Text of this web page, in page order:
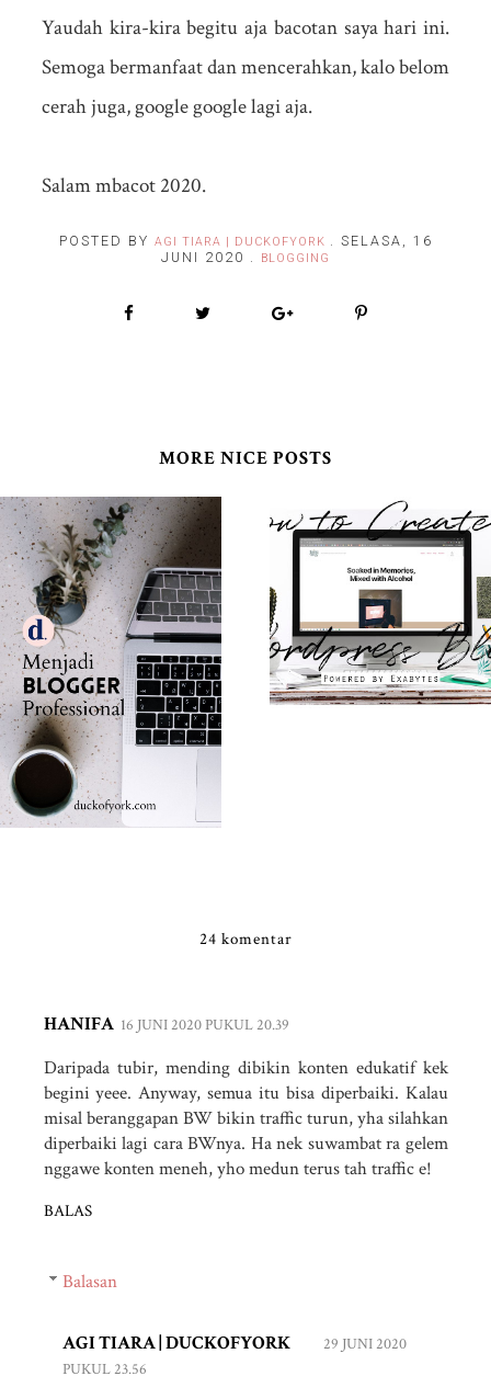
Yaudah kira-kira begitu aja bacotan saya hari ini.
Semoga bermanfaat dan mencerahkan, kalo belom
cerah juga, google google lagi aja.
Salam mbacot 2020.
POSTED BY AGI TIARA | DUCKOFYORK . SELASA, 16
JUNI 2020 . BLOGGING
MORE NICE POSTS
24 komentar
HANIFA 16 JUNI 2020 PUKUL 20.39
Daripada tubir, mending dibikin konten edukatif kek
begini yeee. Anyway, semua itu bisa diperbaiki. Kalau
misal beranggapan BW bikin traffic turun, yha silahkan
diperbaiki lagi cara BWnya. Ha nek suwambat ra gelem
nggawe konten meneh, yho medun terus tah traffic e!
BALAS
Balasan
AGI TIARA | DUCKOFYORK
29 JUNI 2020
PUKUL 23.56